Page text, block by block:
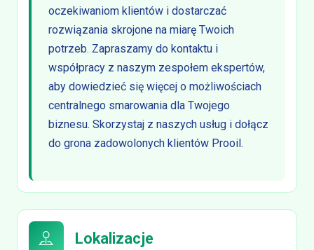
oczekiwaniom klientów i dostarczać
rozwiązania skrojone na miarę Twoich
potrzeb. Zapraszamy do kontaktu i
współpracy z naszym zespołem ekspertów,
aby dowiedzieć się więcej o możliwościach
centralnego smarowania dla Twojego
biznesu. Skorzystaj z naszych usług i dołącz
do grona zadowolonych klientów Prooil.
Lokalizacje